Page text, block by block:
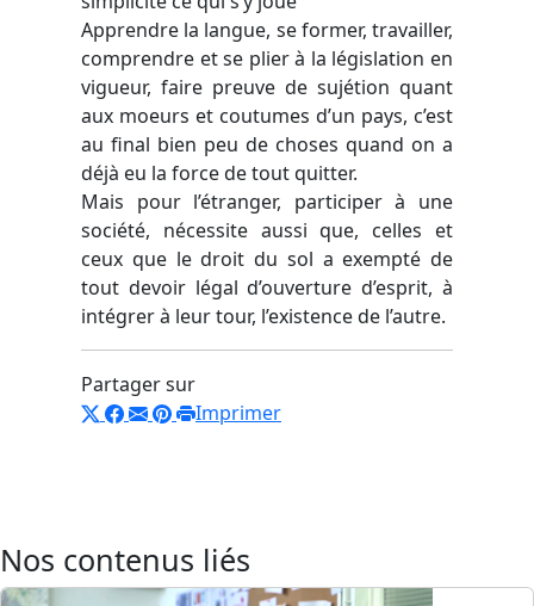
Apprendre la langue, se former, travailler,
comprendre et se plier à la législation en
vigueur, faire preuve de sujétion quant
aux moeurs et coutumes d’un pays, c’est
au final bien peu de choses quand on a
déjà eu la force de tout quitter.
Mais pour l’étranger, participer à une
société, nécessite aussi que, celles et
ceux que le droit du sol a exempté de
tout devoir légal d’ouverture d’esprit, à
intégrer à leur tour, l’existence de l’autre.
Partager sur
Imprimer
Nos contenus liés